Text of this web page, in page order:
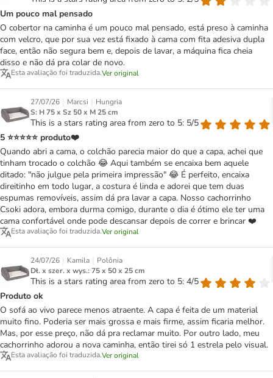
Um pouco mal pensado
O cobertor na caminha é um pouco mal pensado, está preso à caminha
com velcro, que por sua vez está fixado à cama com fita adesiva dupla
face, então não segura bem e, depois de lavar, a máquina fica cheia
disso e não dá pra colar de novo.
Esta avaliação foi traduzida.Ver original
27/07/26 | Marcsi | Hungria
S: H 75 x Sz 50 x M 25 cm
This is a stars rating area from zero to 5: 5/5
5 ⭐⭐⭐⭐⭐ produto❤️
Quando abri a cama, o colchão parecia maior do que a capa, achei que
tinham trocado o colchão 😂 Aqui também se encaixa bem aquele
ditado: "não julgue pela primeira impressão" 😂 É perfeito, encaixa
direitinho em todo lugar, a costura é linda e adorei que tem duas
espumas removíveis, assim dá pra lavar a capa. Nosso cachorrinho
Csoki adora, embora durma comigo, durante o dia é ótimo ele ter uma
cama confortável onde pode descansar depois de correr e brincar ❤️
Esta avaliação foi traduzida.Ver original
24/07/26 | Kamila | Polônia
Dł. x szer. x wys.: 75 x 50 x 25 cm
This is a stars rating area from zero to 5: 4/5
Produto ok
O sofá ao vivo parece menos atraente. A capa é feita de um material
muito fino. Poderia ser mais grossa e mais firme, assim ficaria melhor.
Mas, por esse preço, não dá pra reclamar muito. Por outro lado, meu
cachorrinho adorou a nova caminha, então tirei só 1 estrela pelo visual.
Esta avaliação foi traduzida.Ver original